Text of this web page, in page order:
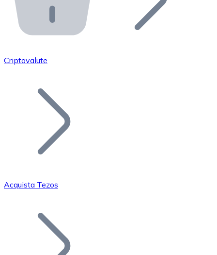
API Bitnovo
Integra la nostra API nel tuo ecosistema.
Unisciti alla nostra rete di rivenditori e
Aggiungi il token del tuo progetto al nostro servizio di
Bitcoin
Criptovalute
Acquista Tezos